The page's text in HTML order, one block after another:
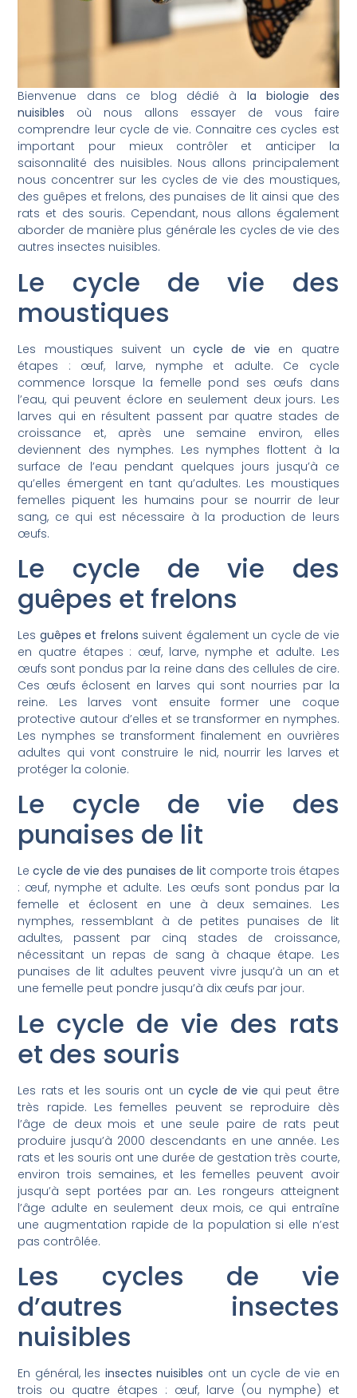
Bienvenue dans ce blog dédié à la biologie des
nuisibles où nous allons essayer de vous faire
comprendre leur cycle de vie. Connaitre ces cycles est
important pour mieux contrôler et anticiper la
saisonnalité des nuisibles. Nous allons principalement
nous concentrer sur les cycles de vie des moustiques,
des guêpes et frelons, des punaises de lit ainsi que des
rats et des souris. Cependant, nous allons également
aborder de manière plus générale les cycles de vie des
autres insectes nuisibles.
Le cycle de vie des
moustiques
Les moustiques suivent un cycle de vie en quatre
étapes : œuf, larve, nymphe et adulte. Ce cycle
commence lorsque la femelle pond ses œufs dans
l’eau, qui peuvent éclore en seulement deux jours. Les
larves qui en résultent passent par quatre stades de
croissance et, après une semaine environ, elles
deviennent des nymphes. Les nymphes flottent à la
surface de l’eau pendant quelques jours jusqu’à ce
qu’elles émergent en tant qu’adultes. Les moustiques
femelles piquent les humains pour se nourrir de leur
sang, ce qui est nécessaire à la production de leurs
œufs.
Le cycle de vie des
guêpes et frelons
Les guêpes et frelons suivent également un cycle de vie
en quatre étapes : œuf, larve, nymphe et adulte. Les
œufs sont pondus par la reine dans des cellules de cire.
Ces œufs éclosent en larves qui sont nourries par la
reine. Les larves vont ensuite former une coque
protective autour d’elles et se transformer en nymphes.
Les nymphes se transforment finalement en ouvrières
adultes qui vont construire le nid, nourrir les larves et
protéger la colonie.
Le cycle de vie des
punaises de lit
Lecycle de vie des punaises de lit comporte trois étapes
: œuf, nymphe et adulte. Les œufs sont pondus par la
femelle et éclosent en une à deux semaines. Les
nymphes, ressemblant à de petites punaises de lit
adultes, passent par cinq stades de croissance,
nécessitant un repas de sang à chaque étape. Les
punaises de lit adultes peuvent vivre jusqu’à un an et
une femelle peut pondre jusqu’à dix œufs par jour.
Le cycle de vie des rats
et des souris
Les rats et les souris ont un cycle de vie qui peut être
très rapide. Les femelles peuvent se reproduire dès
l’âge de deux mois et une seule paire de rats peut
produire jusqu’à 2000 descendants en une année. Les
rats et les souris ont une durée de gestation très courte,
environ trois semaines, et les femelles peuvent avoir
jusqu’à sept portées par an. Les rongeurs atteignent
l’âge adulte en seulement deux mois, ce qui entraîne
une augmentation rapide de la population si elle n’est
pas contrôlée.
Les cycles de vie
d’autres insectes
nuisibles
En général, les insectes nuisibles ont un cycle de vie en
trois ou quatre étapes : œuf, larve (ou nymphe) et